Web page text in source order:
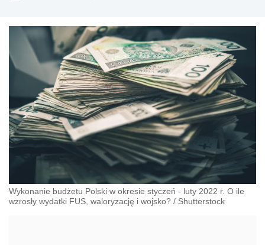
Wykonanie budżetu Polski w okresie styczeń - luty 2022 r. O ile
wzrosły wydatki FUS, waloryzację i wojsko? / Shutterstock